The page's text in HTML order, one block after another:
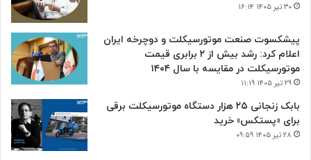
۳۰ تیر ۱۴۰۵ ۱۶:۱۴
پیشکسوت صنعت موتورسیکلت و دوچرخه ایران
اعلام کرد: رشد بیش از ۲ برابری قیمت
موتورسیکلت در مقایسه با سال ۱۴۰۴
۲۹ تیر ۱۴۰۵ ۱۱:۱۹
بابک زنجانی ۲۵ هزار دستگاه موتورسیکلت برقی
برای «پستکس» خرید
۲۸ تیر ۱۴۰۵ ۰۹:۵۹